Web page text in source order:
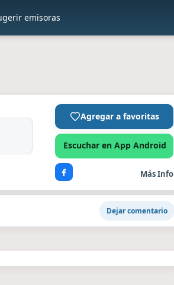
emisoras
Agregar a favoritas
Escuchar en App Android
Más Info
Dejar comentario